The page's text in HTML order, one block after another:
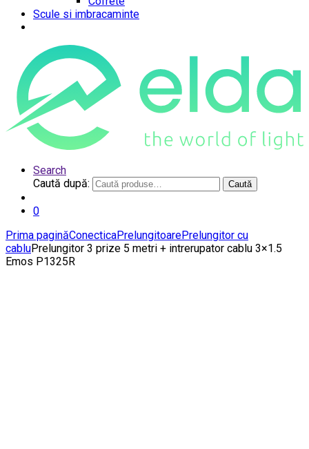
Scule si imbracaminte
Search
Caută după:
Caută
0
Prima paginăConecticaPrelungitoarePrelungitor cu
cabluPrelungitor 3 prize 5 metri + intrerupator cablu 3×1.5
Emos P1325R